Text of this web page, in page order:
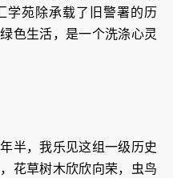
学苑除承载了旧警署的历
色生活，是一个洗涤心灵
半，我乐见这组一级历史
花草树木欣欣向荣，虫鸟